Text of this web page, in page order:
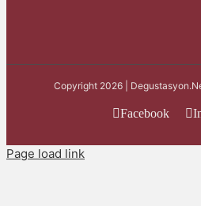
Copyright 2026 |
Facebook
Page load link